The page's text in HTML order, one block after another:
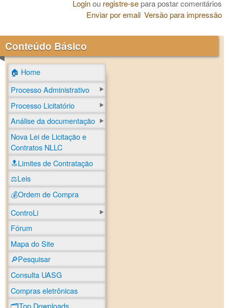
Loginou registre-separa postar comentários
Versão para impressão
Enviar por email
Conteúdo Básico
🏠 Home
Processo Administrativo
Processo Licitatório
Análise da documentação
Nova Lei de Licitação e
Contratos NLLC
🔝Limites de Contratação
⚖️Leis
💰Ordem de Compra
ControLi
Fórum
Mapa do Site
🔎Pesquisar
Consulta UASG
Compras eletrônicas
🗂️Top Downloads